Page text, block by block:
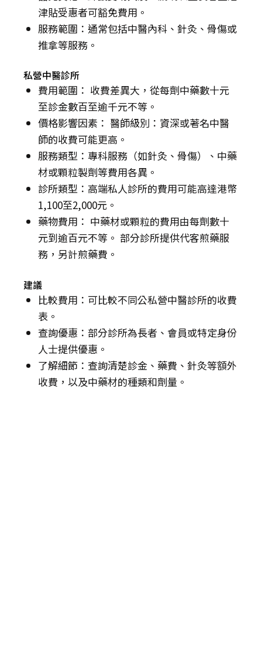
津貼受惠者可豁免費用。
服務範圍：通常包括中醫內科、針灸、骨傷或
推拿等服務。
私營中醫診所
費用範圍： 收費差異大，從每劑中藥數十元
至診金數百至逾千元不等。
價格影響因素： 醫師級別：資深或著名中醫
師的收費可能更高。
服務類型：專科服務（如針灸、骨傷）、中藥
材或顆粒製劑等費用各異。
診所類型：高端私人診所的費用可能高達港幣
1,100至2,000元。
藥物費用： 中藥材或顆粒的費用由每劑數十
元到逾百元不等。 部分診所提供代客煎藥服
務，另計煎藥費。
建議
比較費用：可比較不同公私營中醫診所的收費
表。
查詢優惠：部分診所為長者、會員或特定身份
人士提供優惠。
了解細節：查詢清楚診金、藥費、針灸等額外
收費，以及中藥材的種類和劑量。